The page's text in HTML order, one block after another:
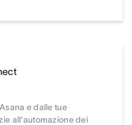
e dalle tue
all'automazione dei